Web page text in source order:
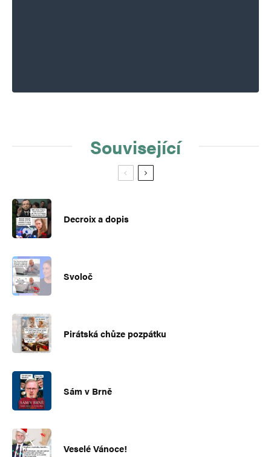
Související
Decroix a dopis
Svoloč
Pirátská chůze pozpátku
Sám v Brně
Veselé Vánoce!